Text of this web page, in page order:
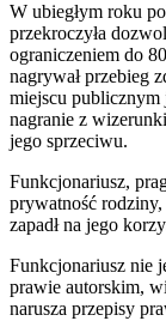
W ubiegłym roku
przekroczyła
ograniczeniem do
nagrywał przebieg
miejscu publicznym
nagranie z
jego sprzeciwu.
Funkcjonariusz,
prywatność
zapadł na jego
Funkcjonariusz nie
prawie autorskim,
narusza przepisy